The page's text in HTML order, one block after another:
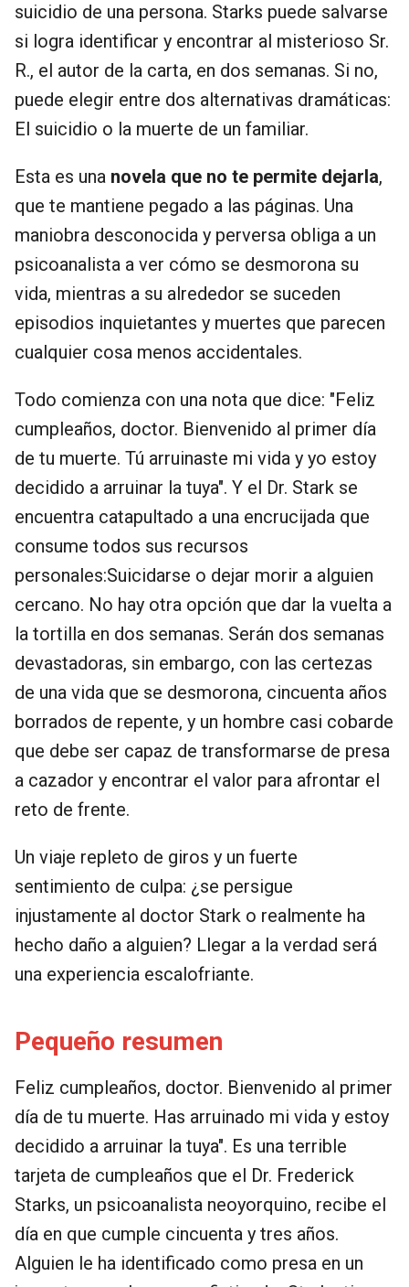
suicidio de una persona. Starks puede salvarse
si logra identificar y encontrar al misterioso Sr.
R., el autor de la carta, en dos semanas. Si no,
puede elegir entre dos alternativas dramáticas:
El suicidio o la muerte de un familiar.
Esta es una novela que no te permite dejarla,
que te mantiene pegado a las páginas. Una
maniobra desconocida y perversa obliga a un
psicoanalista a ver cómo se desmorona su
vida, mientras a su alrededor se suceden
episodios inquietantes y muertes que parecen
cualquier cosa menos accidentales.
Todo comienza con una nota que dice: "Feliz
cumpleaños, doctor. Bienvenido al primer día
de tu muerte. Tú arruinaste mi vida y yo estoy
decidido a arruinar la tuya". Y el Dr. Stark se
encuentra catapultado a una encrucijada que
consume todos sus recursos
personales:Suicidarse o dejar morir a alguien
cercano. No hay otra opción que dar la vuelta a
la tortilla en dos semanas. Serán dos semanas
devastadoras, sin embargo, con las certezas
de una vida que se desmorona, cincuenta años
borrados de repente, y un hombre casi cobarde
que debe ser capaz de transformarse de presa
a cazador y encontrar el valor para afrontar el
reto de frente.
Un viaje repleto de giros y un fuerte
sentimiento de culpa: ¿se persigue
injustamente al doctor Stark o realmente ha
hecho daño a alguien? Llegar a la verdad será
una experiencia escalofriante.
Pequeño resumen
Feliz cumpleaños, doctor. Bienvenido al primer
día de tu muerte. Has arruinado mi vida y estoy
decidido a arruinar la tuya". Es una terrible
tarjeta de cumpleaños que el Dr. Frederick
Starks, un psicoanalista neoyorquino, recibe el
día en que cumple cincuenta y tres años.
Alguien le ha identificado como presa en un